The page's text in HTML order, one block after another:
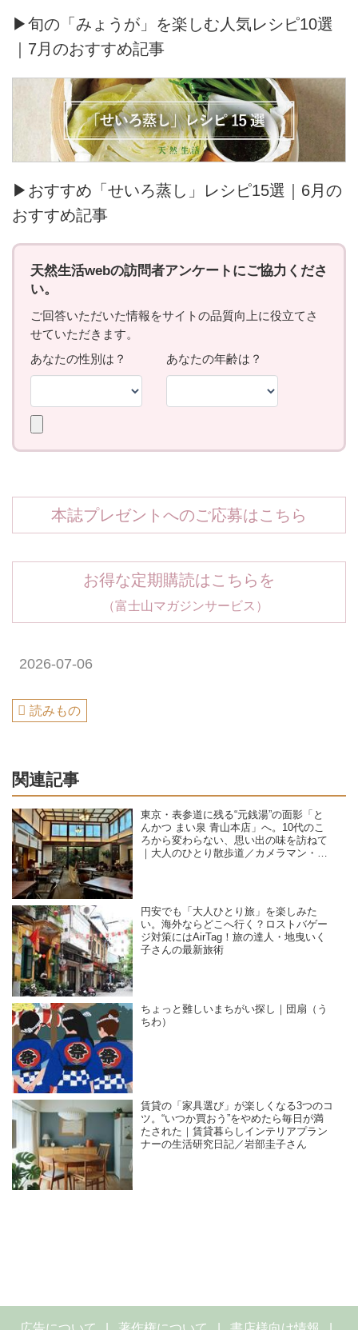
▶旬の「みょうが」を楽しむ人気レシピ10選
｜7月のおすすめ記事
▶おすすめ「せいろ蒸し」レシピ15選｜6月の
おすすめ記事
本誌プレゼントへのご応募はこちら
お得な定期購読はこちらを
（富士山マガジンサービス）
2026-07-06
読みもの
関連記事
東京・表参道に残る“元銭湯”の面影「と
んかつ まい泉 青山本店」へ。10代のこ
ろから変わらない、思い出の味を訪ねて
｜大人のひとり散歩道／カメラマン・石
円安でも「大人ひとり旅」を楽しみた
い。海外ならどこへ行く？ロストバゲー
ジ対策にはAirTag！旅の達人・地曳いく
子さんの最新旅術
ちょっと難しいまちがい探し｜団扇（う
ちわ）
賃貸の「家具選び」が楽しくなる3つのコ
ツ。“いつか買おう”をやめたら毎日が満
たされた｜賃貸暮らしインテリアプラン
ナーの生活研究日記／岩部圭子さん